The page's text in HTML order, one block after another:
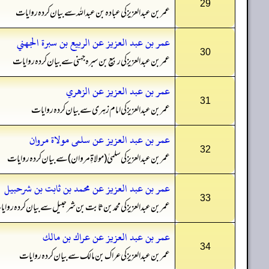
29
عمر بن عبدالعزیز کی عبادہ بن عبداللہ سے بیان کردہ روایات
30 عمر بن عبد العزيز عن الربيع بن سبرة الجهني
عمر بن عبدالعزیز کی ربیع بن سبرہ جہنی سے بیان کردہ روایات
31 عمر بن عبد العزيز عن الزهري
عمر بن عبدالعزیز کی امام زہری سے بیان کردہ روایات
32 عمر بن عبد العزيز عن سلمى مولاة مروان
عمر بن عبدالعزیز کی سلمیٰ (مولاۃِ مروان) سے بیان کردہ روایات
33 عمر بن عبد العزيز عن محمد بن ثابت بن شرحبيل
عمر بن عبدالعزیز کی محمد بن ثابت بن شرحبیل سے بیان کردہ
34 عمر بن عبد العزيز عن عراك بن مالك
عمر بن عبدالعزیز کی عراک بن مالک سے بیان کردہ روایات